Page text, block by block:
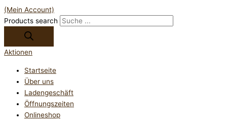
(Mein Account)
Products search
Aktionen
Startseite
Über uns
Ladengeschäft
Öffnungszeiten
Onlineshop